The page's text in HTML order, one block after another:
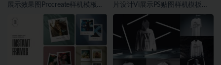
展示效果图Procreate样机模板素
片设计Vi展示PS贴图样机模板素
材